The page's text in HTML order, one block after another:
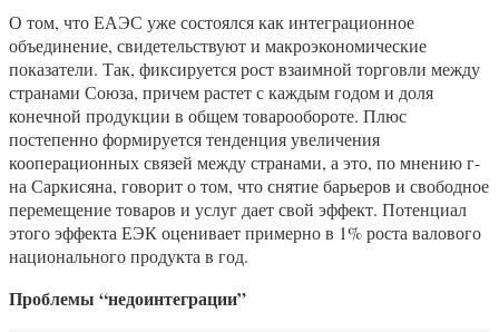
О том, что ЕАЭС уже состоялся как интеграционное
объединение, свидетельствуют и макроэкономические
показатели. Так, фиксируется рост взаимной торговли между
странами Союза, причем растет с каждым годом и доля
конечной продукции в общем товарообороте. Плюс
постепенно формируется тенденция увеличения
кооперационных связей между странами, а это, по мнению г-
на Саркисяна, говорит о том, что снятие барьеров и свободное
перемещение товаров и услуг дает свой эффект. Потенциал
этого эффекта ЕЭК оценивает примерно в 1% роста валового
национального продукта в год.
Проблемы “недоинтеграции”